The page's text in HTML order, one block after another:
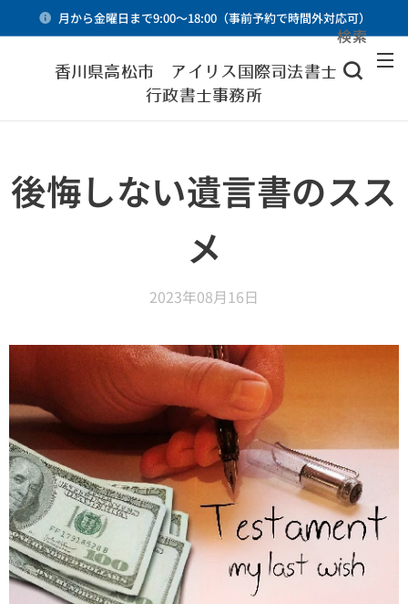
月から金曜日まで9:00～18:00（事前予約で時間外対応可）
香川県高松市 アイリス国際司法書士・
行政書士事務所
検索
後悔しない遺言書のスス
メ
2023年08月16日